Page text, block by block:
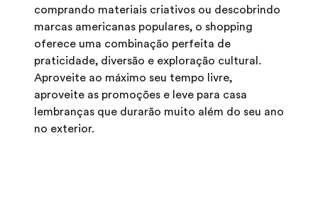
comprando materiais criativos ou descobrindo
marcas americanas populares, o shopping
oferece uma combinação perfeita de
praticidade, diversão e exploração cultural.
Aproveite ao máximo seu tempo livre,
aproveite as promoções e leve para casa
lembranças que durarão muito além do seu ano
no exterior.